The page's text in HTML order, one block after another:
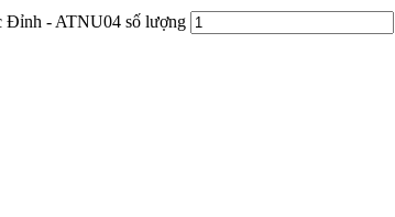
Đỉnh - ATNU04 số lượng